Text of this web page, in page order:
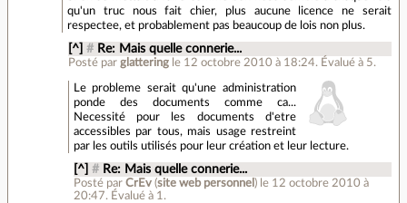
qu'un truc nous fait chier, plus aucune licence ne serait
respectee, et probablement pas beaucoup de lois non plus.
[^] # Re: Mais quelle connerie...
Posté par glattering le 12 octobre 2010 à 18:24.Évalué à 5.
Le probleme serait qu'une administration
ponde des documents comme ca...
Necessité pour les documents d'etre
accessibles par tous, mais usage restreint
par les outils utilisés pour leur création et leur lecture.
[^] # Re: Mais quelle connerie...
Posté par CrEv(site web personnel ) le 12 octobre 2010 à
20:47. Évalué à 1 .